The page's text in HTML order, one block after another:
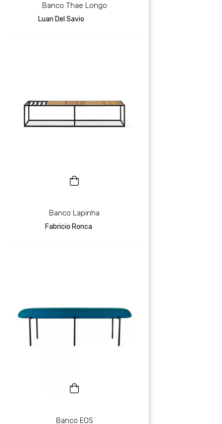
Banco Thae Longo
Luan Del Savio
Banco Lapinha
Fabricio Ronca
Banco EOS